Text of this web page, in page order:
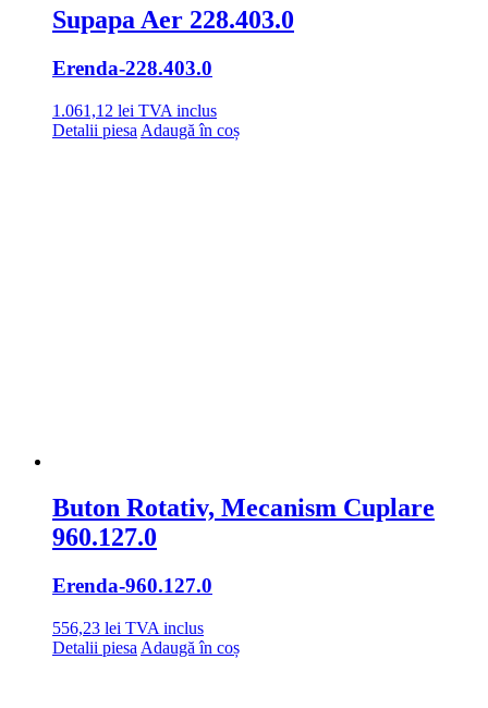
Supapa Aer 228.403.0
Erenda-228.403.0
1.061,12 lei TVA inclus
Detalii piesa Adaugă în coș
Buton Rotativ, Mecanism Cuplare
960.127.0
Erenda-960.127.0
556,23 lei TVA inclus
Detalii piesa Adaugă în coș